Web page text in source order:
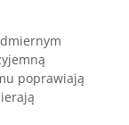
poprawiają